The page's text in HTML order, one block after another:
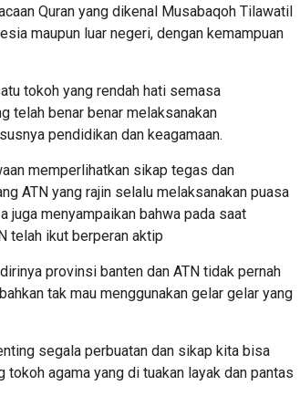
Quran yang dikenal Musabaqoh Tilawatil
maupun luar negeri, dengan kemampuan
tokoh yang rendah hati semasa
telah benar benar melaksanakan
pendidikan dan keagamaan.
memperlihatkan sikap tegas dan
ATN yang rajin selalu melaksanakan puasa
juga menyampaikan bahwa pada saat
telah ikut berperan aktip
provinsi banten dan ATN tidak pernah
tak mau menggunakan gelar gelar yang
segala perbuatan dan sikap kita bisa
agama yang di tuakan layak dan pantas